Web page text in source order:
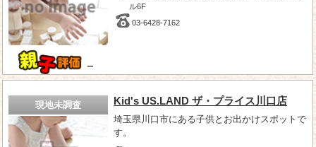
－
ル6F
03-6428-7162
現地未調査 Kid's US.LAND ザ・プライス川口店
埼玉県川口市にある子供とお出かけスポットで
す。